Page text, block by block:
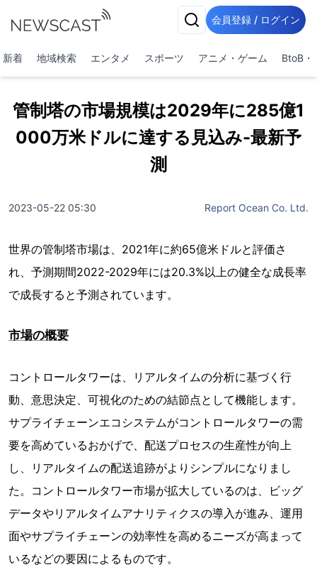
会員登録 / ログイン
新着 地域検索 エンタメ スポーツ アニメ・ゲーム BtoB・
管制塔の市場規模は2029年に285億1
000万米ドルに達する見込み-最新予
測
2023-05-22 05:30 Report Ocean Co. Ltd.
世界の管制塔市場は、2021年に約65億米ドルと評価さ
れ、予測期間2022-2029年には20.3%以上の健全な成長率
で成長すると予測されています。
市場の概要
コントロールタワーは、リアルタイムの分析に基づく行
動、意思決定、可視化のための結節点として機能します。
サプライチェーンエコシステムがコントロールタワーの需
要を高めているおかげで、配送プロセスの生産性が向上
し、リアルタイムの配送追跡がよりシンプルになりまし
た。コントロールタワー市場が拡大しているのは、ビッグ
データやリアルタイムアナリティクスの導入が進み、運用
面やサプライチェーンの効率性を高めるニーズが高まって
いるなどの要因によるものです。